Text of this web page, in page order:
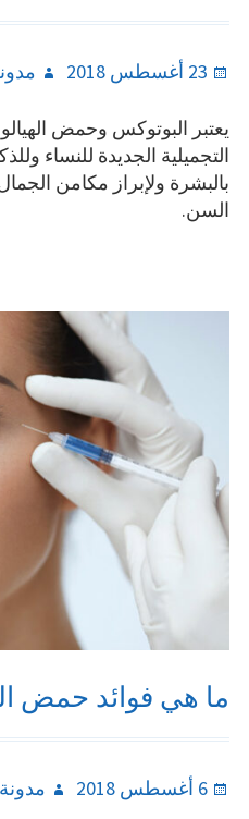
Posted
23 أغسطس 2018 Author
يعتبر البوتوكس وحمض
التجميلية الجديدة للنساء
بالبشرة ولإبراز مكامن
السن.
ما هي فوائد حمض
Posted
6 أغسطس 2018 Author